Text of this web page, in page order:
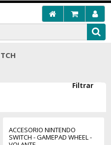
Filtrar
ACCESORIO NINTENDO
SWITCH - GAMEPAD WHEEL -